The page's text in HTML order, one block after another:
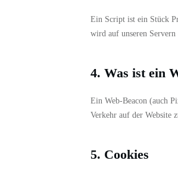
Ein Script ist ein Stück
wird auf unseren
4. Was ist ein
Ein Web-Beacon (auch
Verkehr auf der Website
5. Cookies